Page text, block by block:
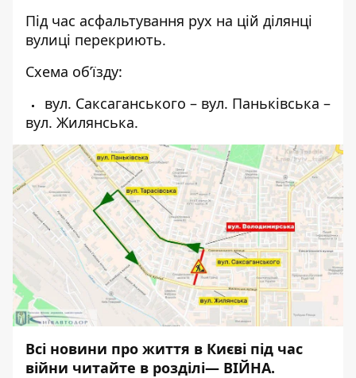
Під час асфальтування рух на цій ділянці
вулиці перекриють.
Схема об’їзду:
вул. Саксаганського – вул. Паньківська –
вул. Жилянська.
Всі новини про життя в Києві під час
війни читайте в розділі— ВІЙНА.